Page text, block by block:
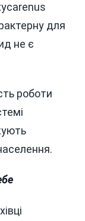
для
не є
роботи